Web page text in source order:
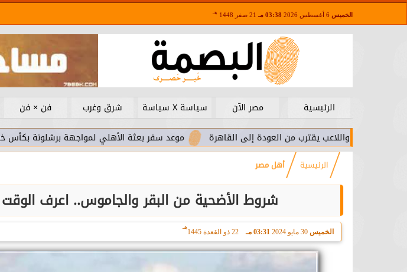
الخميس 03:38 مـ 21 صفر 1448 هـ
الرئيسية مصر الآن سياسة X سياسة شرق وغرب فن × فن
موعد سفر بعثة الأهلي لمواجهة برشلونة بكأس خوان جامبر يقترب من العودة إلى القاهرة
الرئيسية أهل مصر
شروط الأضحية من البقر والجاموس.. اعرف الوقت
الخميس 30 مايو 2024 03:31 مـ 22 ذو القعدة 1445
هـ